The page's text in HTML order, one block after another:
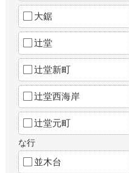
大鋸
辻堂
辻堂新町
辻堂西海岸
辻堂元町
な行
並木台